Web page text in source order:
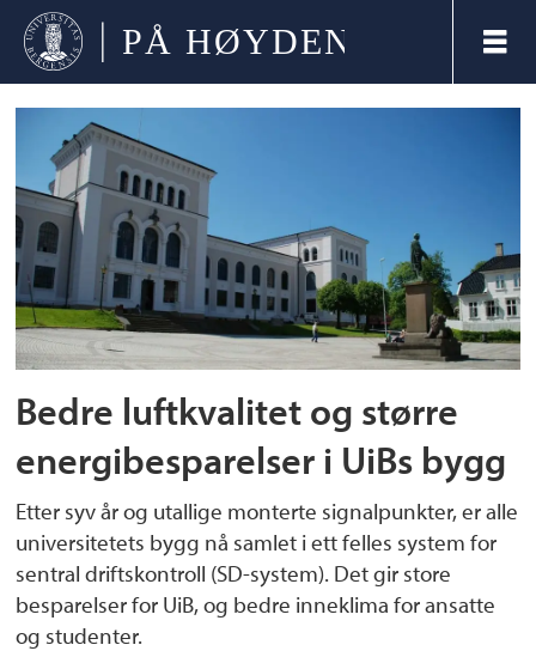
Tag:
inneklima
Bedre luftkvalitet og større
energibesparelser i UiBs bygg
Etter syv år og utallige monterte signalpunkter, er alle
universitetets bygg nå samlet i ett felles system for
sentral driftskontroll (SD-system). Det gir store
besparelser for UiB, og bedre inneklima for ansatte
og studenter.